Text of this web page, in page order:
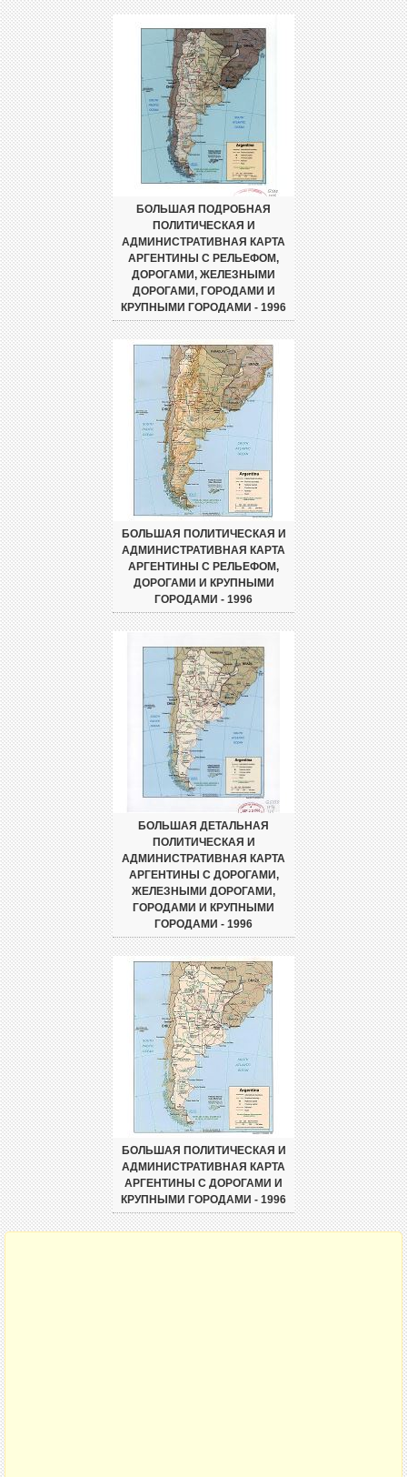
БОЛЬШАЯ ПОДРОБНАЯ
ПОЛИТИЧЕСКАЯ И
АДМИНИСТРАТИВНАЯ КАРТА
АРГЕНТИНЫ С РЕЛЬЕФОМ,
ДОРОГАМИ, ЖЕЛЕЗНЫМИ
ДОРОГАМИ, ГОРОДАМИ И
КРУПНЫМИ ГОРОДАМИ - 1996
БОЛЬШАЯ ПОЛИТИЧЕСКАЯ И
АДМИНИСТРАТИВНАЯ КАРТА
АРГЕНТИНЫ С РЕЛЬЕФОМ,
ДОРОГАМИ И КРУПНЫМИ
ГОРОДАМИ - 1996
БОЛЬШАЯ ДЕТАЛЬНАЯ
ПОЛИТИЧЕСКАЯ И
АДМИНИСТРАТИВНАЯ КАРТА
АРГЕНТИНЫ С ДОРОГАМИ,
ЖЕЛЕЗНЫМИ ДОРОГАМИ,
ГОРОДАМИ И КРУПНЫМИ
ГОРОДАМИ - 1996
БОЛЬШАЯ ПОЛИТИЧЕСКАЯ И
АДМИНИСТРАТИВНАЯ КАРТА
АРГЕНТИНЫ С ДОРОГАМИ И
КРУПНЫМИ ГОРОДАМИ - 1996